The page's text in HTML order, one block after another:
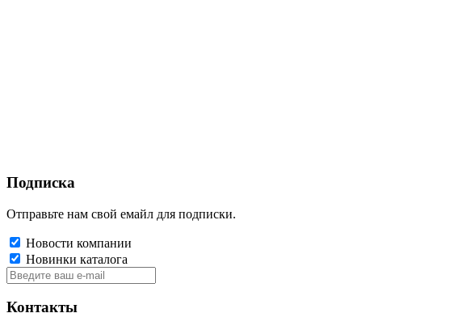
Подписка
Отправьте нам свой емайл для подписки.
Новости компании
Новинки каталога
Контакты